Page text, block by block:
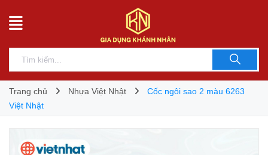
Trang chủ Nhựa Việt Nhật
Cốc ngôi sao 2 màu 6263
Việt Nhật